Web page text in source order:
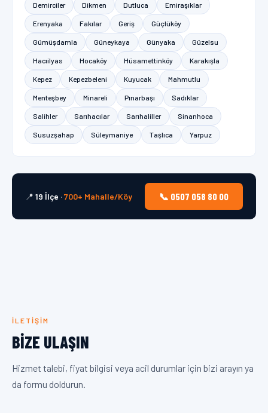
Demirciler Dikmen Dutluca Emiraşıklar
Erenyaka Fakılar Geriş Güçlüköy
Gümüşdamla Güneykaya Günyaka Güzelsu
Hacıilyas Hocaköy Hüsamettinköy Karakışla
Kepez Kepezbeleni Kuyucak Mahmutlu
Menteşbey Minareli Pınarbaşı Sadıklar
Salihler Sarıhacılar Sarıhaliller Sinanhoca
Susuzşahap Süleymaniye Taşlıca Yarpuz
📍 19 İlçe · 700+ Mahalle/Köy 📞 0507 058 80 00
İLETIŞIM
BIZE ULAŞIN
Hizmet talebi, fiyat bilgisi veya acil durumlar için bizi arayın ya
da formu doldurun.